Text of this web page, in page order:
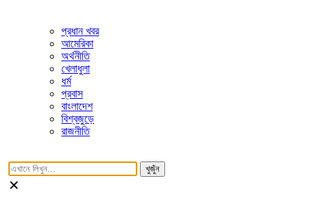
প্রধান খবর
আমেরিকা
অর্থনীতি
খেলাধুলা
ধর্ম
প্রবাস
বাংলাদেশ
বিশ্বজুড়ে
রাজনীতি
খুজুঁন